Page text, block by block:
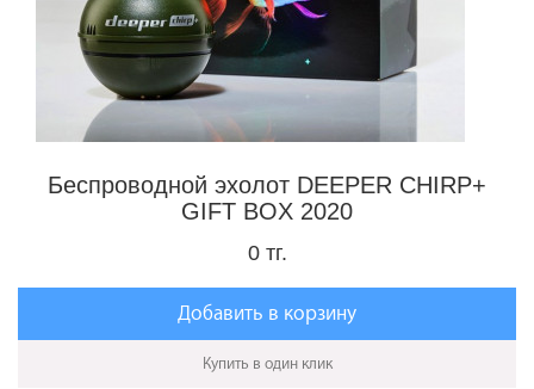
Беспроводной эхолот DEEPER CHIRP+
GIFT BOX 2020
0 тг.
Добавить в корзину
Купить в один клик